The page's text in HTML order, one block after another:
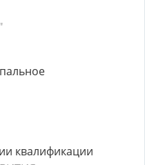
квалификации